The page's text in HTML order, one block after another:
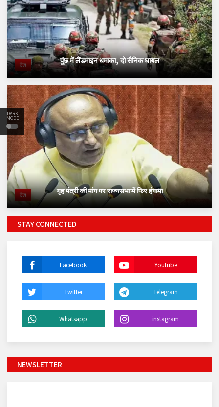
DARK
MODE
देश पुंछ में लैंडमाइन धमाका, दो सैनिक घायल
देश गृह मंत्री की मांग पर राज्यसभा में फिर हंगामा
STAY CONNECTED
Facebook Youtube
Twitter Telegram
Whatsapp instagram
NEWSLETTER